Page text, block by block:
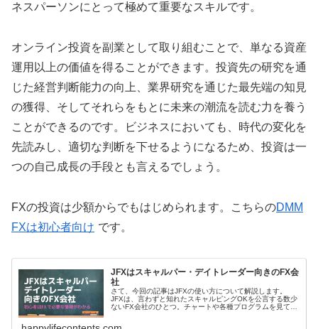
ネスパーソンにとって極めて重要なスキルです。
オンライン投資を副業として取り組むことで、単なる資産
運用以上の価値を得ることができます。投資先の研究を通
じた経営判断能力の向上、業界研究を通じた最先端の知見
の獲得、そしてそれらをもとに未来の潮流を読む力を養う
ことができるのです。ビジネスにおいても、時代の変化を
先読みし、適切な判断を下せるようになるため、投資は一
つの自己成長の手段とも言えるでしょう。
FXの投資は少額からでもはじめられます。こちらのDMM
FXは初心者向け です。
JFXはスキャルパー・デイトレーダー向きのFX会
社
さて、今回の記事はJFXの使い方について解説します。
JFXは、言わずと知れたスキャルピングOKを公言する数少
ないFX会社のひとつ。チャートや各種プログラムを見ても